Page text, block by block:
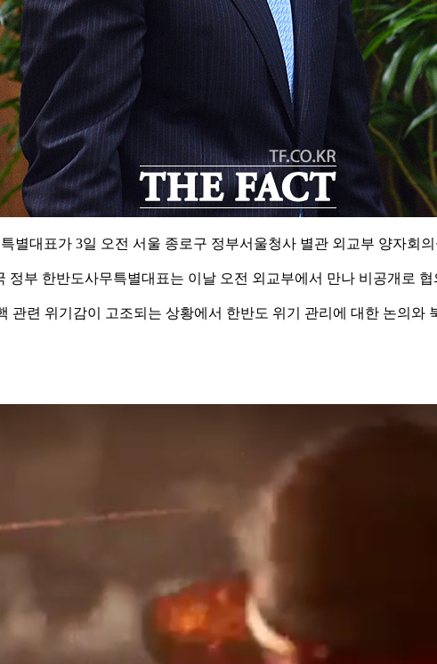
별대표가 3일 오전 서울 종로구 정부서울청사 별관 외교부 양자회
부 한반도사무특별대표는 이날 오전 외교부에서 만나 비공개로
관련 위기감이 고조되는 상황에서 한반도 위기 관리에 대한 논의와